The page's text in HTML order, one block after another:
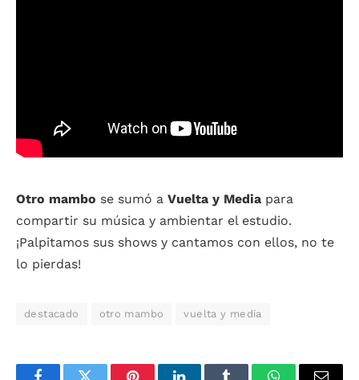
Otro mambo se sumó a Vuelta y Media para
compartir su música y ambientar el estudio.
¡Palpitamos sus shows y cantamos con ellos, no te
lo pierdas!
destacado otro mambo vuelta y media